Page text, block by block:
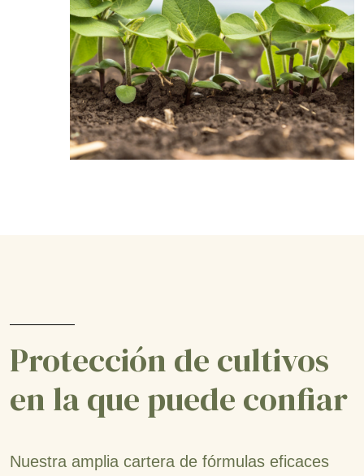
Protección de cultivos
en la que puede confiar
Nuestra amplia cartera de fórmulas eficaces